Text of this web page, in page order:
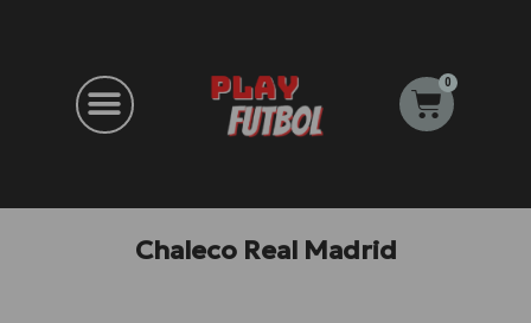
0
Carrito
Chaleco Real Madrid